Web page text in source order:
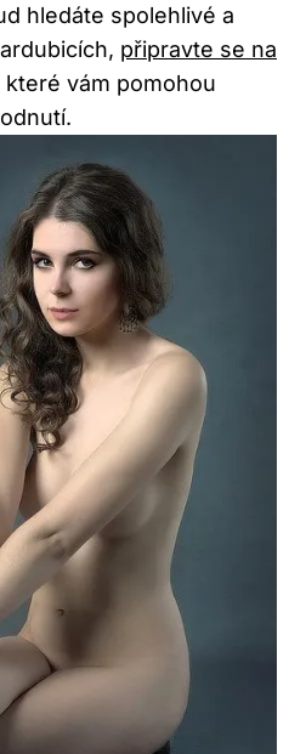
hledáte spolehlivé a
připravte se na
které vám pomohou